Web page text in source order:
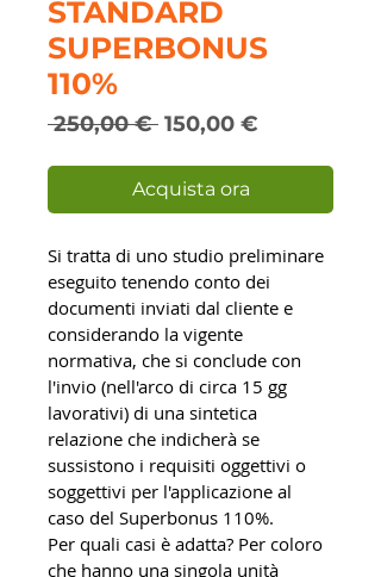
STANDARD
SUPERBONUS
110%
250,00 € Prezzo
150,00 €
Acquista ora
Si tratta di uno studio preliminare
eseguito tenendo conto dei
documenti inviati dal cliente e
considerando la vigente
normativa, che si conclude con
l'invio (nell'arco di circa 15 gg
lavorativi) di una sintetica
relazione che indicherà se
sussistono i requisiti oggettivi o
soggettivi per l'applicazione al
caso del Superbonus 110%.
Per quali casi è adatta? Per coloro
che hanno una singola unità